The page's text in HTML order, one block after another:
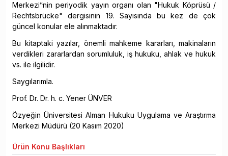
Merkezi‟nin periyodik yayın organı olan "Hukuk Köprüsü /
Rechtsbrücke" dergisinin 19. Sayısında bu kez de çok
güncel konular ele alınmaktadır.
Bu kitaptaki yazılar, önemli mahkeme kararları, makinaların
verdikleri zararlardan sorumluluk, iş hukuku, ahlak ve hukuk
vs. ile ilgilidir.
Saygılarımla.
Prof. Dr. Dr. h. c. Yener ÜNVER
Özyeğin Üniversitesi Alman Hukuku Uygulama ve Araştırma
Merkezi Müdürü (20 Kasım 2020)
Ürün Konu Başlıkları